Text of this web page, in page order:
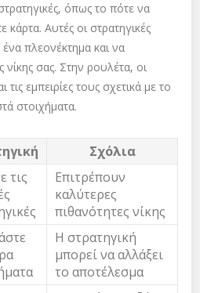
όπως το πότε να
κάρτα. Αυτές οι στρατηγικές
πλεονέκτημα και να
νίκης σας. Στην ρουλέτα, οι
τις εμπειρίες τους σχετικά με το
στοιχήματα.
Σχόλια
τις
Επιτρέπουν
καλύτερες
πιθανότητες νίκης
Η στρατηγική
μπορεί να αλλάξει
το αποτέλεσμα